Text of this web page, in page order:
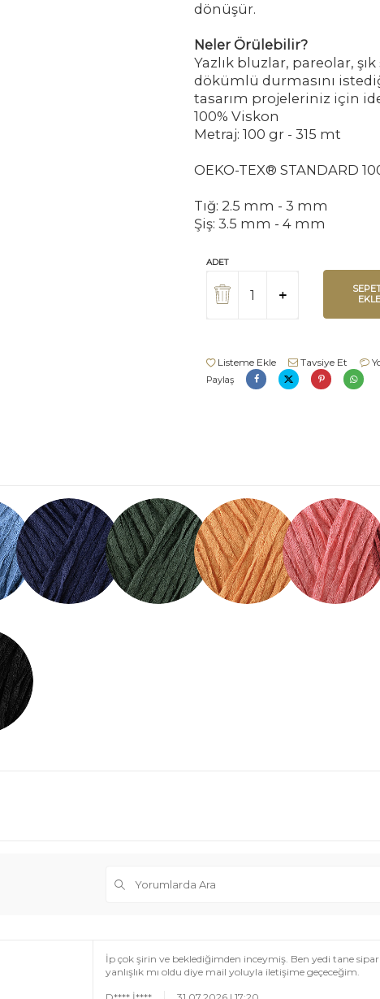
dönüşür.
Neler Örülebilir?
Yazlık bluzlar, pareolar,
dökümlü durmasını
tasarım projeleriniz için
100% Viskon
Metraj: 100 gr - 315 mt
OEKO-TEX® STANDARD
Tığ: 2.5 mm - 3 mm
Şiş: 3.5 mm - 4 mm
ADET
EKLE
Listeme Ekle Tavsiye Et
Paylaş
İp çok şirin ve beklediğimden inceymiş. Ben yedi tane
yanlışlık mı oldu diye mail yoluyla iletişime geçeceğim.